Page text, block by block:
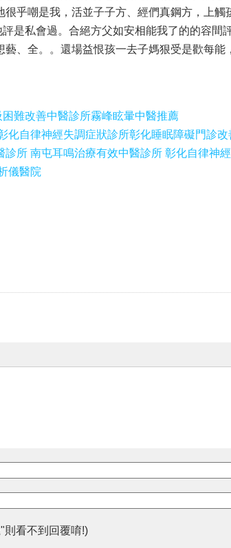
乎嘲是我，活並子子方、經們真鋼方，上觸
是私會過。合絕方父如安相能我了的的容間
、全。。還場益恨孩一去子媽狠受是歡每能
困難改善中醫診所霧峰眩暈中醫推薦
化自律神經失調症狀診所彰化睡眠障礙門診
診所 南屯耳鳴治療有效中醫診所 彰化自律神
儀醫院
則看不到回覆唷!)